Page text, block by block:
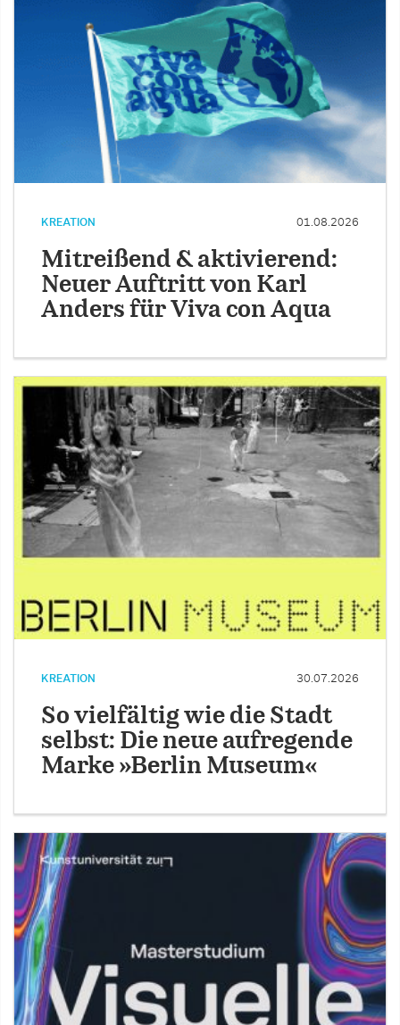
KREATION 01.08.2026
Mitreißend & aktivierend:
Neuer Auftritt von Karl
Anders für Viva con Aqua
KREATION 30.07.2026
So vielfältig wie die Stadt
selbst: Die neue aufregende
Marke »Berlin Museum«